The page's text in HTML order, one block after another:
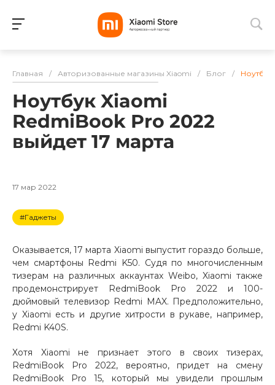
Разбейте
оплатуна части
без переплат
График платежей
Сегодня
Добавляйте товары
в корзину
Оплачивайте сегодня только
25% картой любого банка
Главная / Авторизованные магазины Xiaomi / Блог / Ноутбук
Ноутбук Xiaomi
RedmiBook Pro 2022
выйдет 17 марта
17 мар 2022
#Гаджеты
Оказывается, 17 марта Xiaomi выпустит гораздо больше,
чем смартфоны Redmi K50. Судя по многочисленным
тизерам на различных аккаунтах Weibo, Xiaomi также
продемонстрирует RedmiBook Pro 2022 и 100-
дюймовый телевизор Redmi MAX. Предположительно,
у Xiaomi есть и другие хитрости в рукаве, например,
Redmi K40S.
Хотя Xiaomi не признает этого в своих тизерах,
RedmiBook Pro 2022, вероятно, придет на смену
RedmiBook Pro 15, который мы увидели прошлым